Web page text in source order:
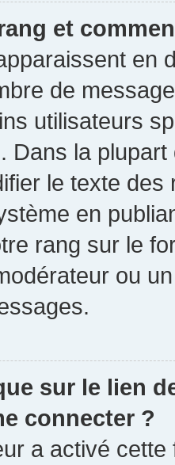
et
en
de
utilisateurs
Dans la
le texte
en
rang sur le
ou
sur le lien
connecter ?
a activé